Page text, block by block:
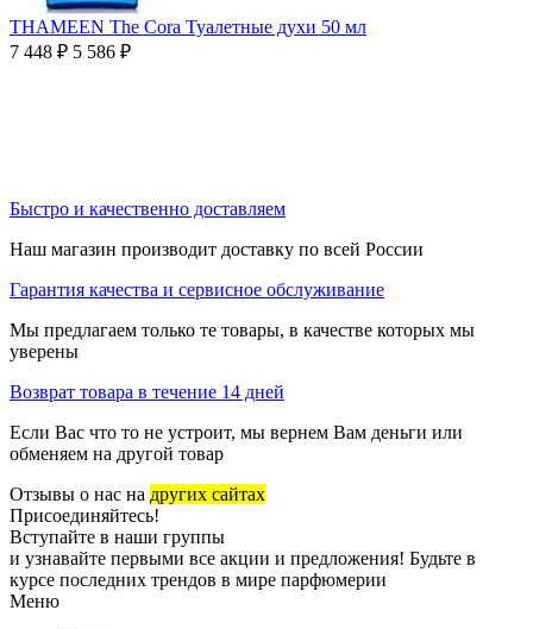
THAMEEN The Cora Туалетные духи 50 мл
7 448 ₽ 5 586 ₽
Быстро и качественно доставляем
Наш магазин производит доставку по всей России
Гарантия качества и сервисное обслуживание
Мы предлагаем только те товары, в качестве которых мы
уверены
Возврат товара в течение 14 дней
Если Вас что то не устроит, мы вернем Вам деньги или
обменяем на другой товар
Отзывы о нас на других сайтах
Присоединяйтесь!
Вступайте в наши группы
и узнавайте первыми все акции и предложения! Будьте в
курсе последних трендов в мире парфюмерии
Меню